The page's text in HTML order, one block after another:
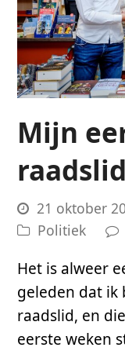
Mijn
raadslid
21 oktober
Politiek
Het is alweer
geleden dat ik
raadslid, en
eerste weken